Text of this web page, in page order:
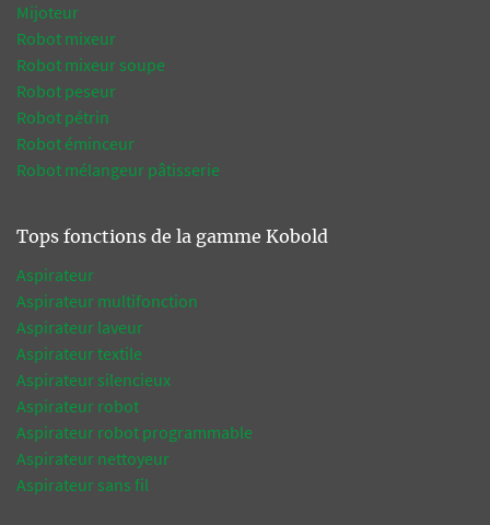
Mijoteur
Robot mixeur
Robot mixeur soupe
Robot peseur
Robot pétrin
Robot éminceur
Robot mélangeur pâtisserie
Tops fonctions de la gamme Kobold
Aspirateur
Aspirateur multifonction
Aspirateur laveur
Aspirateur textile
Aspirateur silencieux
Aspirateur robot
Aspirateur robot programmable
Aspirateur nettoyeur
Aspirateur sans fil